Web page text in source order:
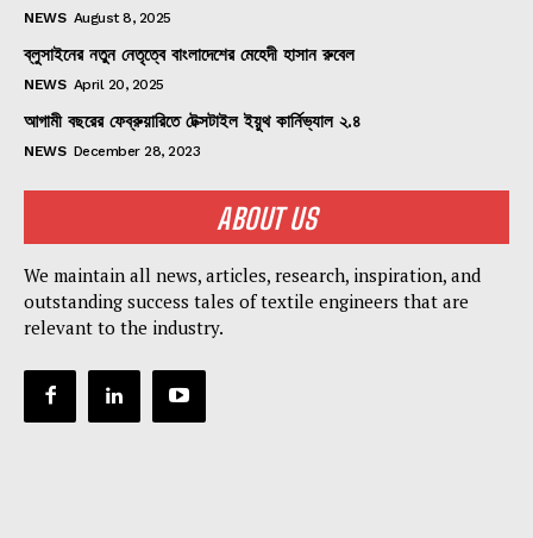
NEWS August 8, 2025
ব্লুসাইনের নতুন নেতৃত্বে বাংলাদেশের মেহেদী হাসান রুবেল
NEWS April 20, 2025
আগামী বছরের ফেব্রুয়ারিতে টেক্সটাইল ইয়ুথ কার্নিভ্যাল ২.৪
NEWS December 28, 2023
ABOUT US
We maintain all news, articles, research, inspiration, and
outstanding success tales of textile engineers that are
relevant to the industry.